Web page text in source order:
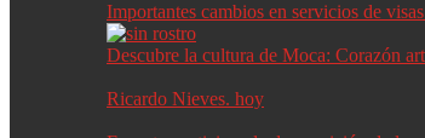
Importantes cambios en servicios de
Descubre la cultura de Moca: Corazón
Ricardo Nieves. hoy